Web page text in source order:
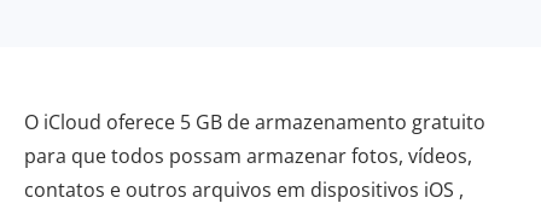
O iCloud oferece 5 GB de armazenamento gratuito
para que todos possam armazenar fotos, vídeos,
contatos e outros arquivos em dispositivos iOS ,